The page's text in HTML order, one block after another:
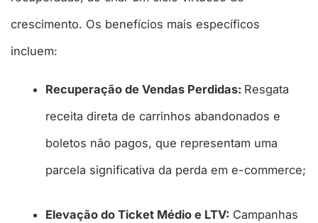
crescimento. Os benefícios mais específicos
incluem:
Recuperação de Vendas Perdidas: Resgata
receita direta de carrinhos abandonados e
boletos não pagos, que representam uma
parcela significativa da perda em e-commerce;
Elevação do Ticket Médio e LTV: Campanhas